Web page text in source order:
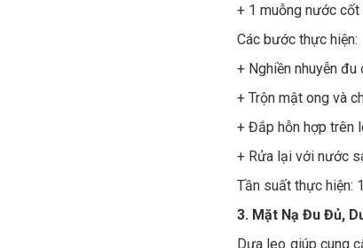
+ 1 muỗng nước cốt
Các bước thực hiện:
+ Nghiền nhuyễn đu
+ Trộn mật ong và
+ Đắp hỗn hợp trên
+ Rửa lại với nước
Tần suất thực hiện:
3. Mặt Nạ Đu Đủ,
Dưa leo giúp cung